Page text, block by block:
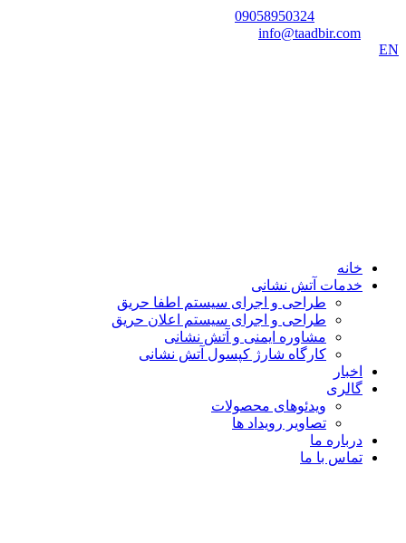
09058950324
info@taadbir.com
EN
خانه
خدمات آتش نشانی
طراحی و اجرای سیستم اطفا حریق
طراحی و اجرای سیستم اعلان حریق
مشاوره ایمنی و آتش نشانی
کارگاه شارژ کپسول آتش نشانی
اخبار
گالری
ویدئوهای محصولات
تصاویر رویداد ها
درباره ما
تماس با ما